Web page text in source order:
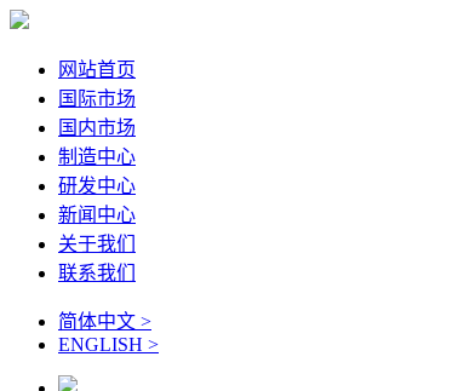
网站首页
国际市场
国内市场
制造中心
研发中心
新闻中心
关于我们
联系我们
简体中文 >
ENGLISH >